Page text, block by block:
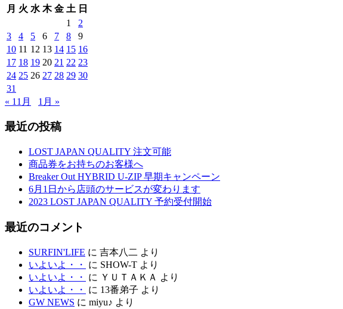
月 火 水 木 金 土 日
1
2
3
4 5 6 7 8
9
10 11 12 13 14 15 16
17 18 19 20 21 22 23
24 25 26 27 28 29 30
31
« 11月
1月 »
最近の投稿
LOST JAPAN QUALITY 注文可能
商品券をお持ちのお客様へ
Breaker Out HYBRID U-ZIP 早期キャンペーン
6月1日から店頭のサービスが変わります
2023 LOST JAPAN QUALITY 予約受付開始
最近のコメント
SURFIN'LIFE に 吉本八二 より
いよいよ・・
に SHOW-T より
いよいよ・・
に ＹＵＴＡＫＡ より
いよいよ・・
に 13番弟子 より
GW NEWS に miyu♪ より